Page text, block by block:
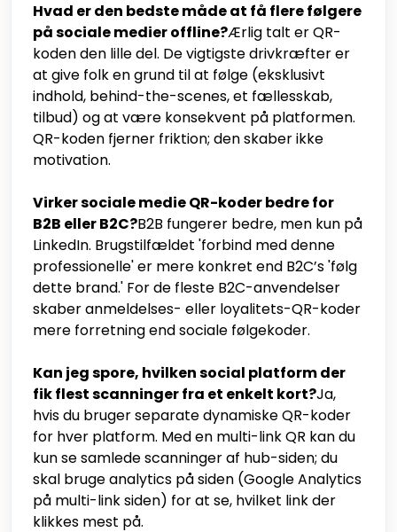
Hvad er den bedste måde at få flere følgere
på sociale medier offline?Ærlig talt er QR-
koden den lille del. De vigtigste drivkræfter er
at give folk en grund til at følge (eksklusivt
indhold, behind-the-scenes, et fællesskab,
tilbud) og at være konsekvent på platformen.
QR-koden fjerner friktion; den skaber ikke
motivation.
Virker sociale medie QR-koder bedre for
B2B eller B2C?B2B fungerer bedre, men kun på
LinkedIn. Brugstilfældet 'forbind med denne
professionelle' er mere konkret end B2C’s 'følg
dette brand.' For de fleste B2C-anvendelser
skaber anmeldelses- eller loyalitets-QR-koder
mere forretning end sociale følgekoder.
Kan jeg spore, hvilken social platform der
fik flest scanninger fra et enkelt kort?Ja,
hvis du bruger separate dynamiske QR-koder
for hver platform. Med en multi-link QR kan du
kun se samlede scanninger af hub-siden; du
skal bruge analytics på siden (Google Analytics
på multi-link siden) for at se, hvilket link der
klikkes mest på.